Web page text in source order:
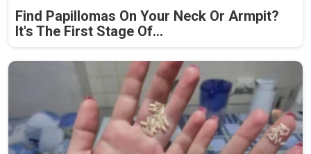
Find Papillomas On Your Neck Or Armpit?
It's The First Stage Of...